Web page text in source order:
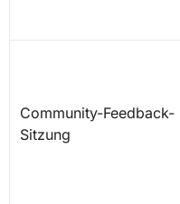
Community-Feedback-
Sitzung